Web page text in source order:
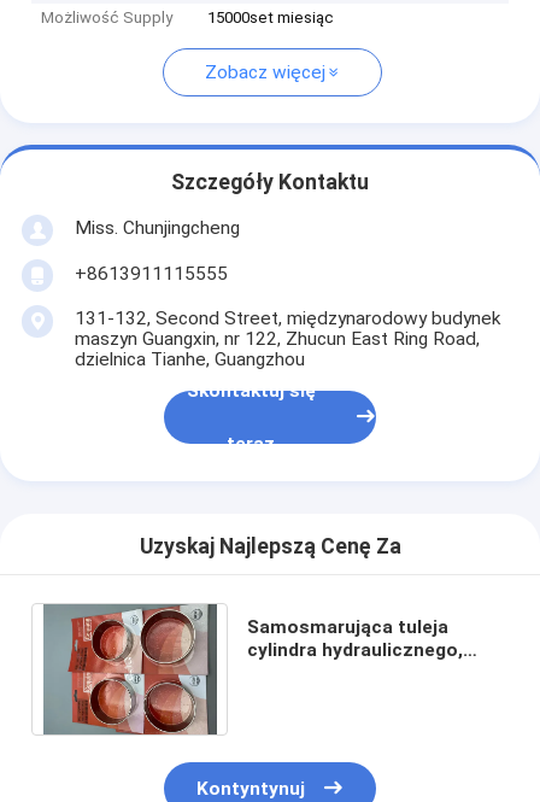
Możliwość Supply 15000set miesiąc
Zobacz więcej
Szczegóły Kontaktu
Miss. Chunjingcheng
+8613911115555
131-132, Second Street, międzynarodowy budynek
maszyn Guangxin, nr 122, Zhucun East Ring Road,
dzielnica Tianhe, Guangzhou
Skontaktuj się
teraz
Uzyskaj Najlepszą Cenę Za
Samosmarująca tuleja
cylindra hydraulicznego,
Kontyntynuj